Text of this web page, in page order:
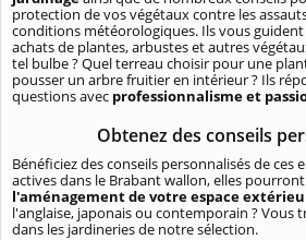
protection de vos végétaux contre les
conditions météorologiques. Ils vous
achats de plantes, arbustes et autres
tel bulbe ? Quel terreau choisir pour une
pousser un arbre fruitier en intérieur ? Ils
questions avec professionnalisme et
Obtenez des conseils
Bénéficiez des conseils personnalisés de ces
actives dans le Brabant wallon, elles
l'aménagement de votre espace
l'anglaise, japonais ou contemporain ? Vous
dans les jardineries de notre sélection.